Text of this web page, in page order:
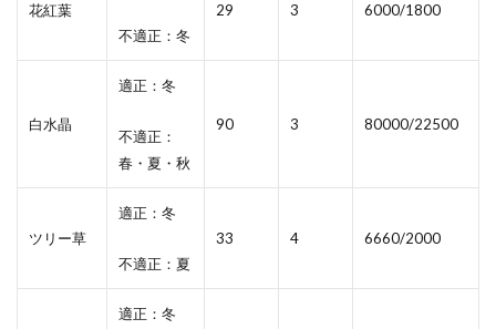
花紅葉
不適正：冬
29 3 6000/1800
白水晶
適正：冬
不適正：
春・夏・秋
90 3 80000/22500
ツリー草
適正：冬
不適正：夏
33 4 6660/2000
適正：冬